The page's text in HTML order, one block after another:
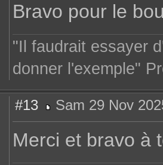
Bravo pour le
"Il faudrait essayer
donner l'exemple"
#13
e
Sam 29 Nov
Merci et bravo à